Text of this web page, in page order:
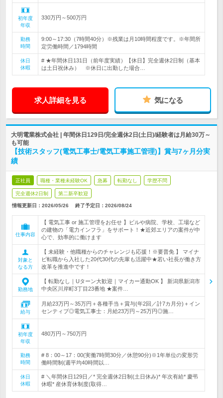
初年度
年収
330万円～500万円
勤務
時間
9:00～17:30（7時間40分）※残業は月10時間程度です。※年間所
定労働時間／1794時間
休日
休暇
# ★年間休日131日（前年度実績）【休日】完全週休2日制（基本
は土日祝休み） ※休日に出勤した場合…
求人詳細を見る 気になる
大明電業株式会社 | 年間休日129日/完全週休2日(土日)/経験者は月給30万～
も可能
【技術スタッフ(電気工事士/電気工事施工管理)】賞与7ヶ月分実
績
正社員 職種・業種未経験OK 急募 転勤なし 学歴不問
完全週休2日制 第二新卒歓迎
情報更新日：2026/05/26 終了予定日： 2026/08/24
仕事内容
【 電気工事 or 施工管理をお任せ 】ビルや病院、学校、工場など
の建物の「電力インフラ」をサポート！★近郊エリアの案件が中
心で、効率的に働けます
対象と
なる方
【 未経験・他職種からのチャレンジも応援！※要普免 】 マイナ
ビ転職から入社した20代30代の先輩も活躍中★若い社長が働き方
改革を推進中です！
勤務地
【 転勤なし｜Uターン大歓迎｜マイカー通勤OK 】 新潟県新潟市
中央区川岸町3丁目23番地 ★案件…
給与
月給23万円～35万円＋各種手当＋賞与(年2回／計7カ月分)＋イン
センティブ◎電気工事士：月給23万円～25万円◎施…
初年度
年収
480万円～750万円
勤務
時間
# 8：00～17：00(実働7時間30分／休憩90分)※1年単位の変形労
働時間制(週平均40時間以…
休日
休暇
# ＼年間休日129日／* 完全週休2日制(土日休み)* 年次有給* 慶弔
休暇* 産休育休制度(取得…